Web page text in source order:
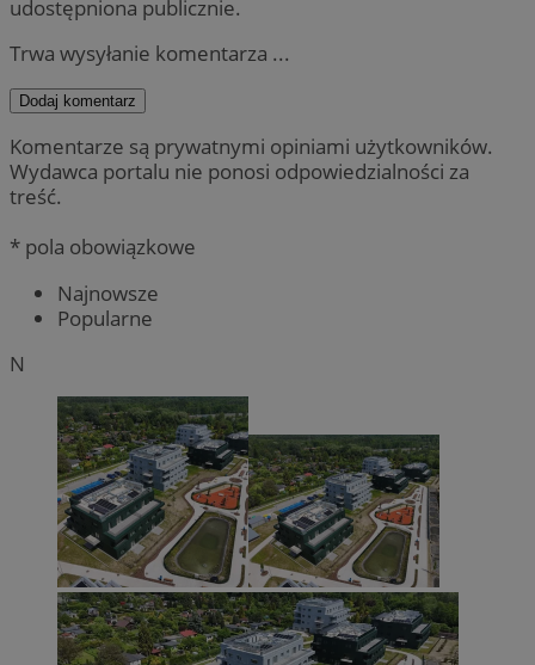
udostępniona publicznie.
Trwa wysyłanie komentarza ...
Dodaj komentarz
Komentarze są prywatnymi opiniami użytkowników.
Wydawca portalu nie ponosi odpowiedzialności za
treść.
* pola obowiązkowe
Najnowsze
Popularne
N